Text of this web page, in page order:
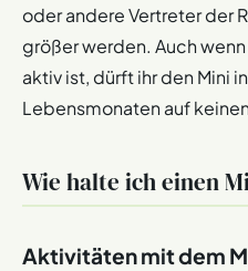
oder andere Vertreter der
größer werden. Auch
aktiv ist, dürft ihr den Mini
Lebensmonaten auf
Wie halte ich einen
Aktivitäten mit dem